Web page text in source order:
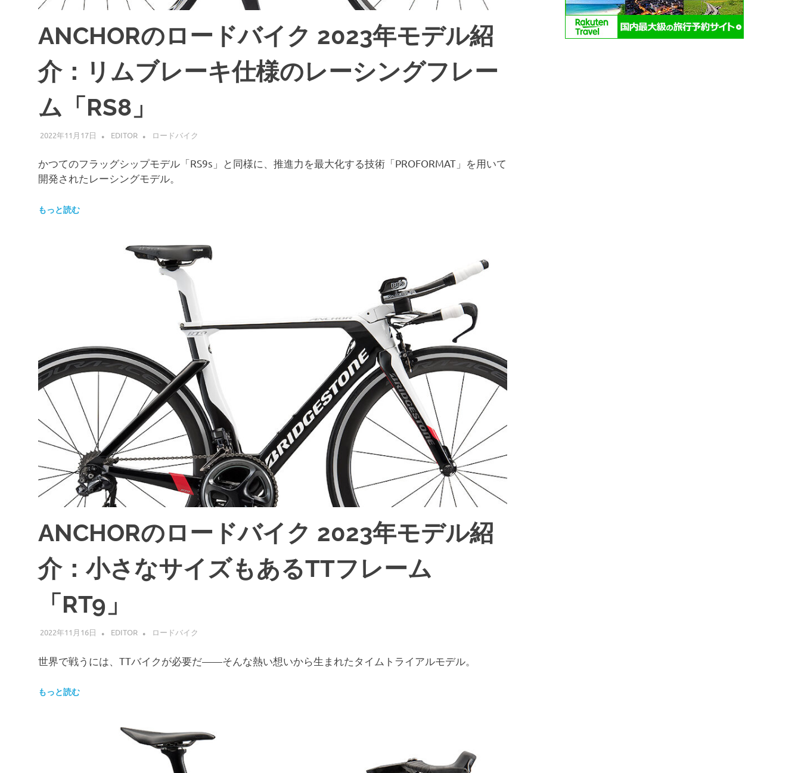
ANCHORのロードバイク 2023年モデル紹
介：リムブレーキ仕様のレーシングフレー
ム「RS8」
2022年11月17日 EDITOR ロードバイク
かつてのフラッグシップモデル「RS9s」と同様に、推進力を最大化する技術「PROFORMAT」を用いて
開発されたレーシングモデル。
もっと読む
ANCHORのロードバイク 2023年モデル紹
介：小さなサイズもあるTTフレーム
「RT9」
2022年11月16日 EDITOR ロードバイク
世界で戦うには、TTバイクが必要だ——そんな熱い想いから生まれたタイムトライアルモデル。
もっと読む